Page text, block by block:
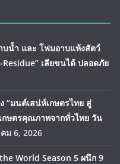
บน้ำ และ โฟมอาบแห้งสัตว์
เลียขนได้ ปลอดภัย
“มนต์เสน่ห์เกษตรไทย สู่
ษตรคุณภาพจากทั่วไทย วัน
ม 6, 2026
World Season 5 ผนึก 9